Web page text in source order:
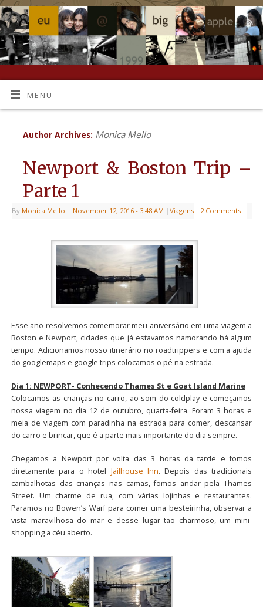
MENU
Author Archives: Monica Mello
Newport & Boston Trip –
Parte 1
By Monica Mello | November 12, 2016 - 3:48 AM | Viagens 2 Comments
Esse ano resolvemos comemorar meu aniversário em uma viagem a
Boston e Newport, cidades que já estavamos namorando há algum
tempo. Adicionamos nosso itinerário no roadtrippers e com a ajuda
do googlemaps e google trips colocamos o pé na estrada.
Dia 1: NEWPORT- Conhecendo Thames St e Goat Island Marine
Colocamos as crianças no carro, ao som do coldplay e começamos
nossa viagem no dia 12 de outubro, quarta-feira. Foram 3 horas e
meia de viagem com paradinha na estrada para comer, descansar
do carro e brincar, que é a parte mais importante do dia sempre.
Chegamos a Newport por volta das 3 horas da tarde e fomos
diretamente para o hotel Jailhouse Inn. Depois das tradicionais
cambalhotas das crianças nas camas, fomos andar pela Thames
Street. Um charme de rua, com várias lojinhas e restaurantes.
Paramos no Bowen’s Warf para comer uma besteirinha, observar a
vista maravilhosa do mar e desse lugar tão charmoso, um mini-
shopping a céu aberto.